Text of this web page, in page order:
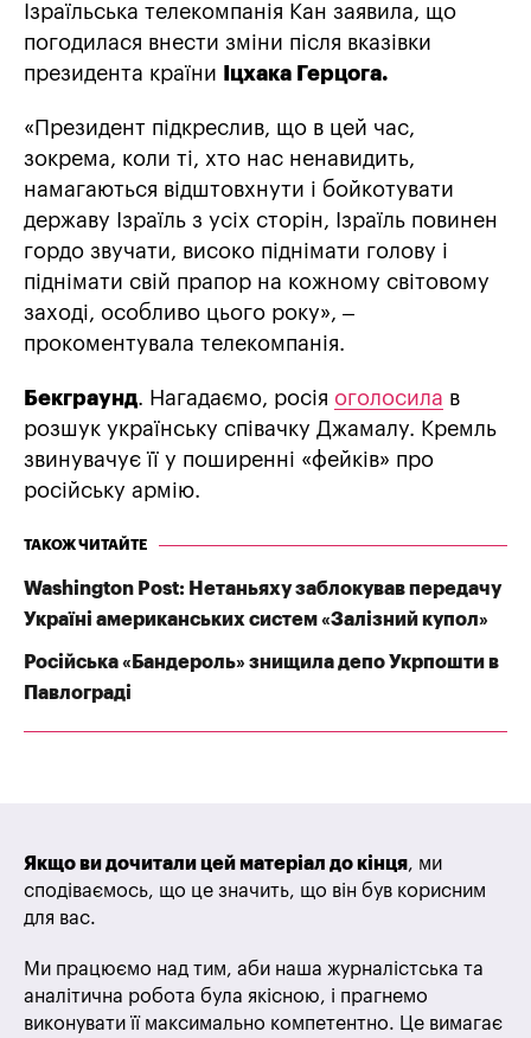
Ізраїльська телекомпанія Кан заявила, що
погодилася внести зміни після вказівки
президента країни
Іцхака Герцога.
«Президент підкреслив, що в цей час,
зокрема, коли ті, хто нас ненавидить,
намагаються відштовхнути і бойкотувати
державу Ізраїль з усіх сторін, Ізраїль повинен
гордо звучати, високо піднімати голову і
піднімати свій прапор на кожному світовому
заході, особливо цього року», –
прокоментувала телекомпанія.
Бекграунд. Нагадаємо, росія оголосила в
розшук українську співачку Джамалу. Кремль
звинувачує її у поширенні «фейків» про
російську армію.
ТАКОЖ ЧИТАЙТЕ
Washington Post: Нетаньяху заблокував передачу
Україні американських систем «Залізний купол»
Російська «Бандероль» знищила депо Укрпошти в
Павлограді
Якщо ви дочитали цей матеріал до кінця, ми
сподіваємось, що це значить, що він був корисним
для вас.
Ми працюємо над тим, аби наша журналістська та
аналітична робота була якісною, і прагнемо
виконувати її максимально компетентно. Це вимагає